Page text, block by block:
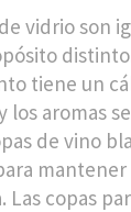
vidrio son
tiene un
los aromas
de vino
copas